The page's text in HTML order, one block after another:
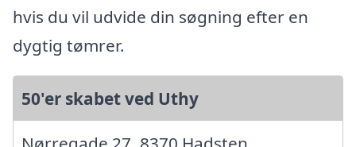
hvis du vil udvide din søgning efter en
dygtig tømrer.
50'er skabet ved Uthy